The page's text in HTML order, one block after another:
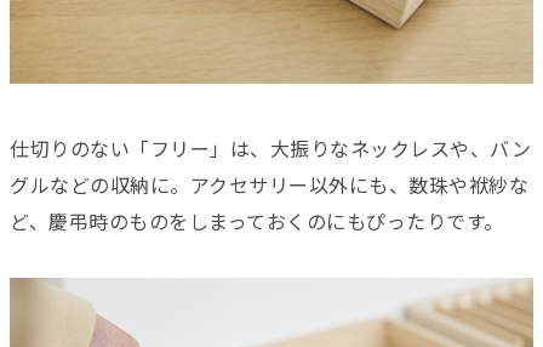
仕切りのない「フリー」は、大振りなネックレスや、バン
グルなどの収納に。アクセサリー以外にも、数珠や袱紗な
ど、慶弔時のものをしまっておくのにもぴったりです。